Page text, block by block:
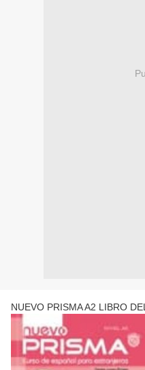
NUEVO PRISMA A2 LIBRO